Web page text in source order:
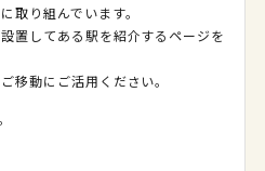
取り組んでいます。
置してある駅を紹介するページを
移動にご活用ください。